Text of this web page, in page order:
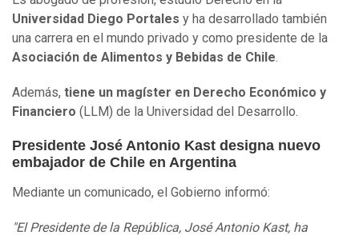
Universidad Diego Portales y ha desarrollado también
una carrera en el mundo privado y como presidente de la
Asociación de Alimentos y Bebidas de Chile.
Además, tiene un magíster en Derecho Económico y
Financiero (LLM) de la Universidad del Desarrollo.
Presidente José Antonio Kast designa nuevo
embajador de Chile en Argentina
Mediante un comunicado, el Gobierno informó:
"El Presidente de la República, José Antonio Kast, ha